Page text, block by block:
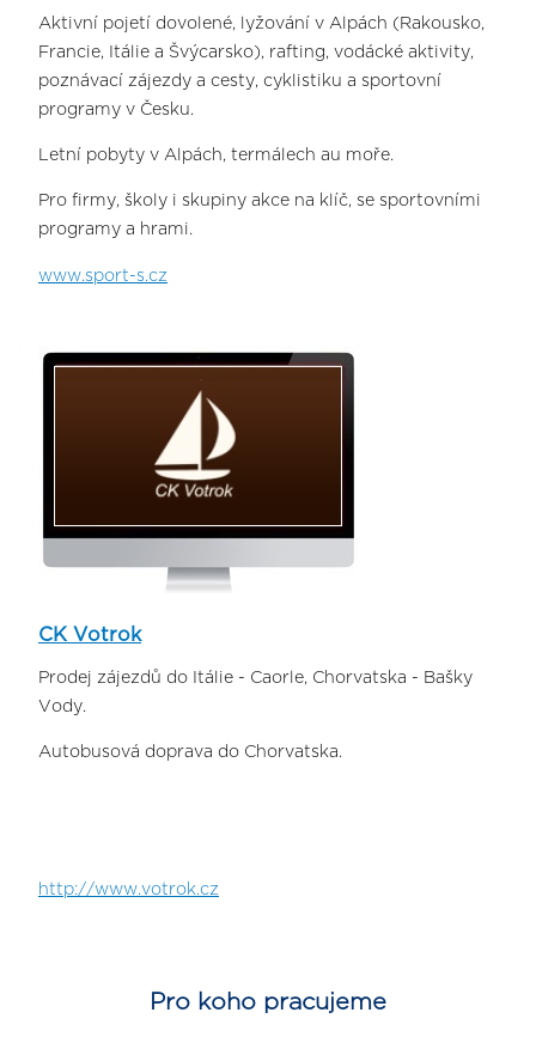
Aktivní pojetí dovolené, lyžování v Alpách (Rakousko,
Francie, Itálie a Švýcarsko), rafting, vodácké aktivity,
poznávací zájezdy a cesty, cyklistiku a sportovní
programy v Česku.
Letní pobyty v Alpách, termálech au moře.
Pro firmy, školy i skupiny akce na klíč, se sportovními
programy a hrami.
www.sport-s.cz
CK Votrok
Prodej zájezdů do Itálie - Caorle, Chorvatska - Bašky
Vody.
Autobusová doprava do Chorvatska.
http://www.votrok.cz
Pro koho pracujeme